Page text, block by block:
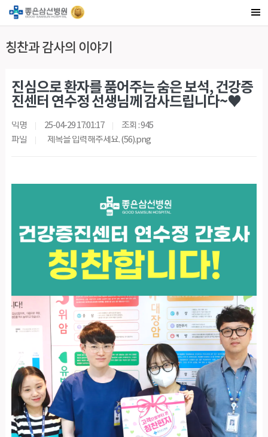
칭찬과 감사의 이야기
진심으로 환자를 품어주는 숨은 보석, 건강증
진센터 연수정 선생님께 감사드립니다~♥
익명 25-04-29 17:01:17
조회 : 945
파일
제목을 입력해주세요. (56).png